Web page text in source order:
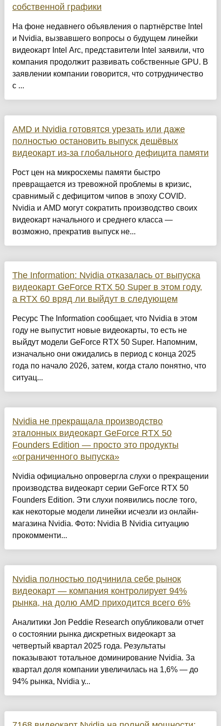
собственной графики
На фоне недавнего объявления о партнёрстве Intel
и Nvidia, вызвавшего вопросы о будущем линейки
видеокарт Intel Arc, представители Intel заявили, что
компания продолжит развивать собственные GPU. В
заявлении компании говорится, что сотрудничество
с ...
AMD и Nvidia готовятся урезать или даже
полностью остановить выпуск дешёвых
видеокарт из-за глобального дефицита памяти
Рост цен на микросхемы памяти быстро
превращается из тревожной проблемы в кризис,
сравнимый с дефицитом чипов в эпоху COVID.
Nvidia и AMD могут сократить производство своих
видеокарт начального и среднего класса —
возможно, прекратив выпуск не...
The Information: Nvidia отказалась от выпуска
видеокарт GeForce RTX 50 Super в этом году,
а RTX 60 вряд ли выйдут в следующем
Ресурс The Information сообщает, что Nvidia в этом
году не выпустит новые видеокарты, то есть не
выйдут модели GeForce RTX 50 Super. Напомним,
изначально они ожидались в период с конца 2025
года по начало 2026, затем, когда стало понятно, что
ситуац...
Nvidia не прекращала производство
эталонных видеокарт GeForce RTX 50
Founders Edition — просто это продукты
«ограниченного выпуска»
Nvidia официально опровергла слухи о прекращении
производства видеокарт серии GeForce RTX 50
Founders Edition. Эти слухи появились после того,
как некоторые модели линейки исчезли из онлайн-
магазина Nvidia. Фото: Nvidia В Nvidia ситуацию
прокомменти...
Nvidia полностью подчинила себе рынок
видеокарт — компания контролирует 94%
рынка, на долю AMD приходится всего 6%
Аналитики Jon Peddie Research опубликовали отчет
о состоянии рынка дискретных видеокарт за
четвертый квартал 2025 года. Результаты
показывают тотальное доминирование Nvidia. За
квартал доля компании увеличилась на 1,6% — до
94% рынка, Nvidia у...